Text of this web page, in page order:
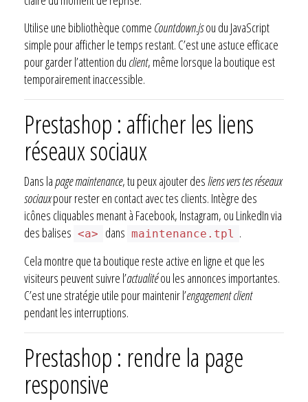
Utilise une bibliothèque comme Countdown.jsou du JavaScript
simple pour afficher le temps restant. C’est une astuce efficace
pour garder l’attention du client, même lorsque la boutique est
temporairement inaccessible.
Prestashop : afficher les liens
réseaux sociaux
Dans lapage maintenance, tu peux ajouter des liens vers tes réseaux
sociauxpour rester en contact avec tes clients. Intègre des
icônes cliquables menant à Facebook, Instagram, ou LinkedIn via
des balises <a> dans maintenance.tpl
.
Cela montre que ta boutique reste active en ligne et que les
visiteurs peuvent suivre l’actualitéou les annonces importantes.
C’est une stratégie utile pour maintenir l’engagement client
pendant les interruptions.
Prestashop : rendre la page
responsive